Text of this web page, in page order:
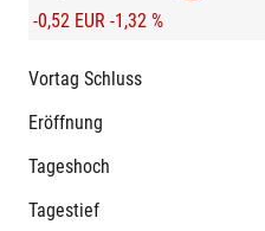
-0,52 EUR -1,32 %
Vortag Schluss
Eröffnung
Tageshoch
Tagestief